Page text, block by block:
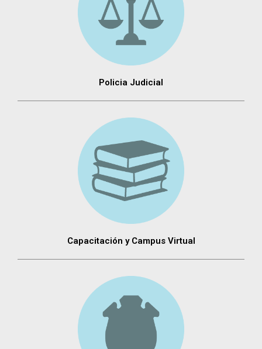
Policia Judicial
Capacitación y Campus Virtual